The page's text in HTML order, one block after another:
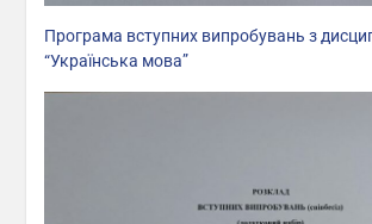
Програма вступних випробувань з
“Українська мова”